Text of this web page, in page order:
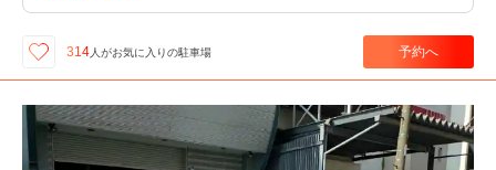
314 人がお気に入りの駐車場 予約へ